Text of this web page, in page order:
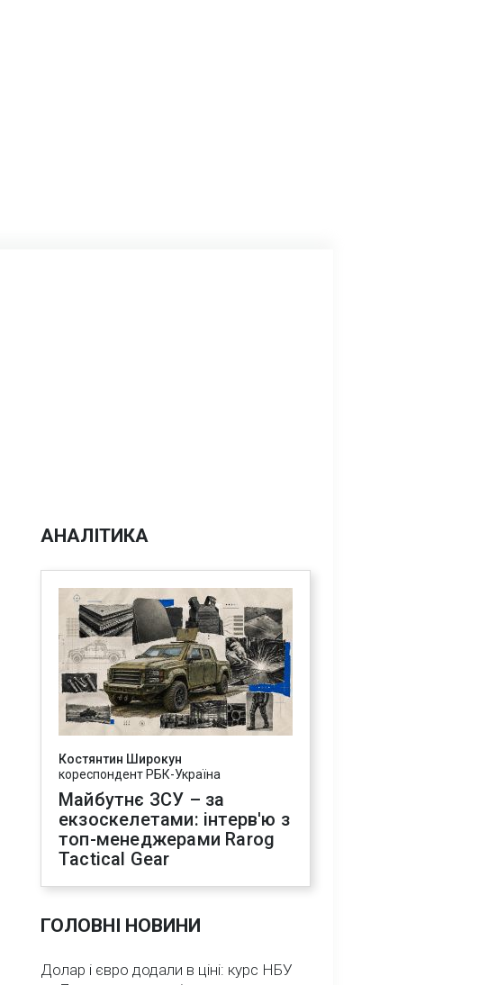
АНАЛІТИКА
Костянтин Широкун
кореспондент РБК-Україна
Майбутнє ЗСУ – за
екзоскелетами: інтерв'ю з
топ-менеджерами Rarog
Tactical Gear
ГОЛОВНІ НОВИНИ
Долар і євро додали в ціні: курс НБУ